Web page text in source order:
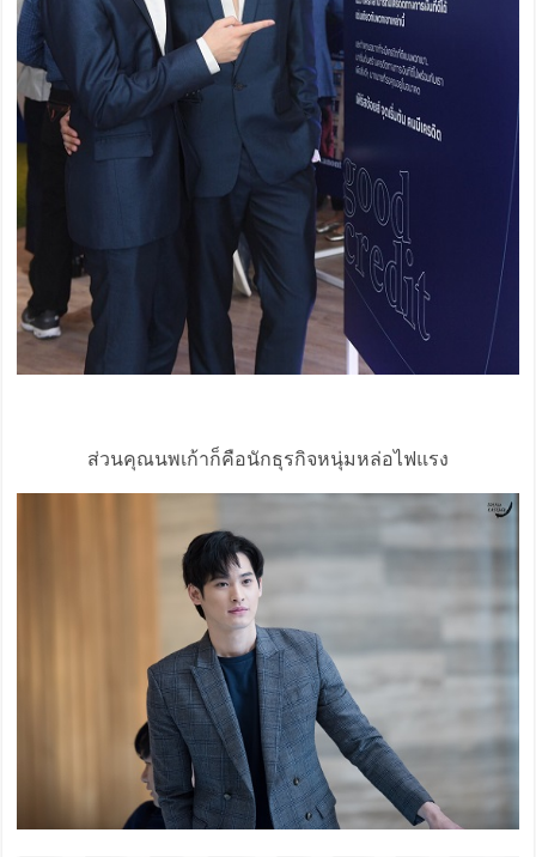
ส่วนคุณนพเก้าก็คือนักธุรกิจหนุ่มหล่อไฟแรง